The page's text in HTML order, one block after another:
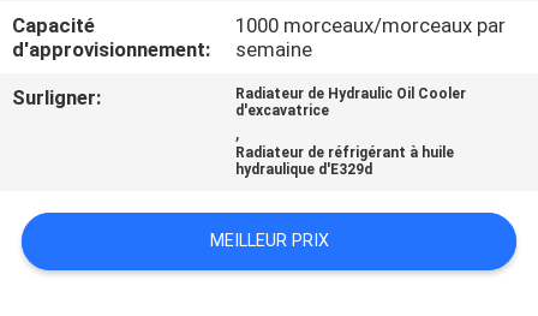
BLOG
CITATION
Capacité
d'approvisionnement:
1000 morceaux/morceaux par
semaine
Surligner:
Radiateur de Hydraulic Oil Cooler
d'excavatrice
,
Radiateur de réfrigérant à huile
hydraulique d'E329d
MEILLEUR PRIX